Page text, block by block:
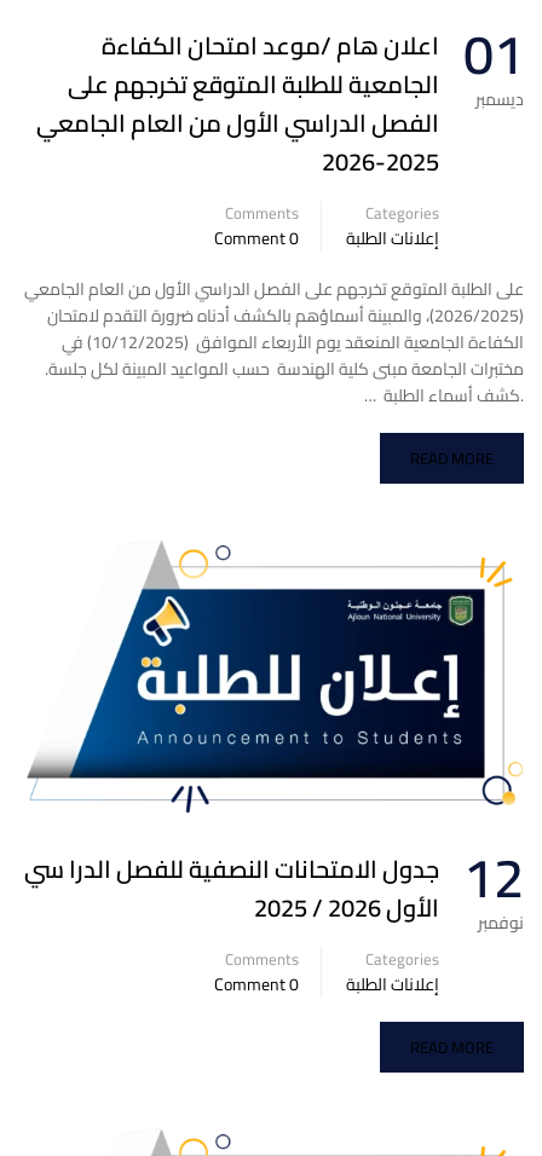
01
ديسمبر
اعلان هام /موعد امتحان الكفاءة
الجامعية للطلبة المتوقع تخرجهم على
الفصل الدراسي الأول من العام الجامعي
2025-2026
Categories
إعلانات الطلبة
Comments
0 Comment
على الطلبة المتوقع تخرجهم على الفصل الدراسي الأول من العام الجامعي
(2026/2025)، والمبينة أسماؤهم بالكشف أدناه ضرورة التقدم لامتحان
الكفاءة الجامعية المنعقد يوم الأربعاء الموافق (10/12/2025) في
مختبرات الجامعة مبنى كلية الهندسة حسب المواعيد المبينة لكل جلسة.
.كشف أسماء الطلبة …
READ MORE
12
نوفمبر
جدول الامتحانات النصفية للفصل الدرا سي
الأول 2026 / 2025
Categories
إعلانات الطلبة
Comments
0 Comment
READ MORE